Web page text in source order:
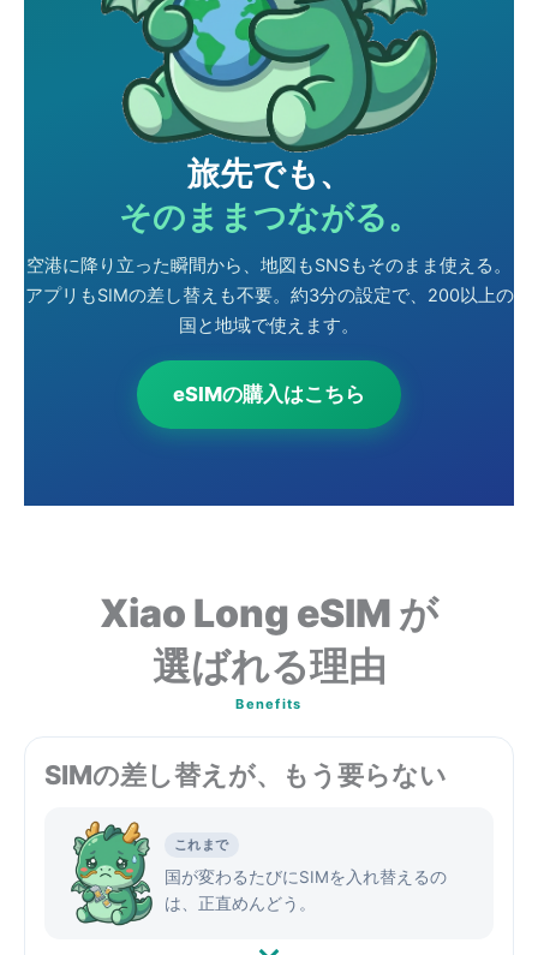
旅先でも、
そのままつながる。
空港に降り立った瞬間から、地図もSNSもそのまま使える。
アプリもSIMの差し替えも不要。約3分の設定で、200以上の
国と地域で使えます。
eSIMの購入はこちら
Xiao Long eSIM が
選ばれる理由
Benefits
SIMの差し替えが、もう要らない
これまで
国が変わるたびにSIMを入れ替えるの
は、正直めんどう。